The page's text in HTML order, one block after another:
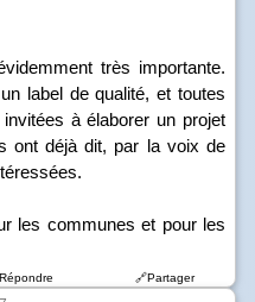
très importante.
label de qualité, et toutes
à élaborer un projet
ont déjà dit, par la voix de
les communes et pour les
🔗Partager